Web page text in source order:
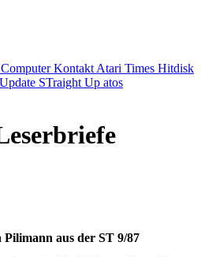
Computer Kontakt Atari Times Hitdisk
STraight Up atos
aus der ST 9/87